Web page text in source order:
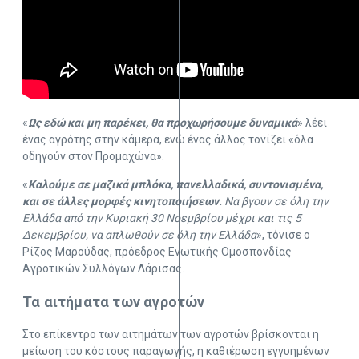
«Ως εδώ και μη παρέκει, θα προχωρήσουμε δυναμικά» λέει
ένας αγρότης στην κάμερα, ενώ ένας άλλος τονίζει «όλα
οδηγούν στον Προμαχώνα».
«Καλούμε σε μαζικά μπλόκα, πανελλαδικά, συντονισμένα,
και σε άλλες μορφές κινητοποιήσεων. Να βγουν σε όλη την
Ελλάδα από την Κυριακή 30 Νοεμβρίου μέχρι και τις 5
Δεκεμβρίου, να απλωθούν σε όλη την Ελλάδα», τόνισε ο
Ρίζος Μαρούδας, πρόεδρος Ενωτικής Ομοσπονδίας
Αγροτικών Συλλόγων Λάρισας.
Τα αιτήματα των αγροτών
Στο επίκεντρο των αιτημάτων των αγροτών βρίσκονται η
μείωση του κόστους παραγωγής, η καθιέρωση εγγυημένων